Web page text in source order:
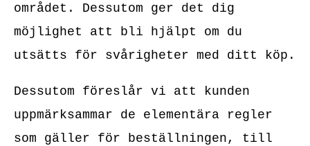
området. Dessutom ger det dig
möjlighet att bli hjälpt om du
utsätts för svårigheter med ditt köp.
Dessutom föreslår vi att kunden
uppmärksammar de elementära regler
som gäller för beställningen, till